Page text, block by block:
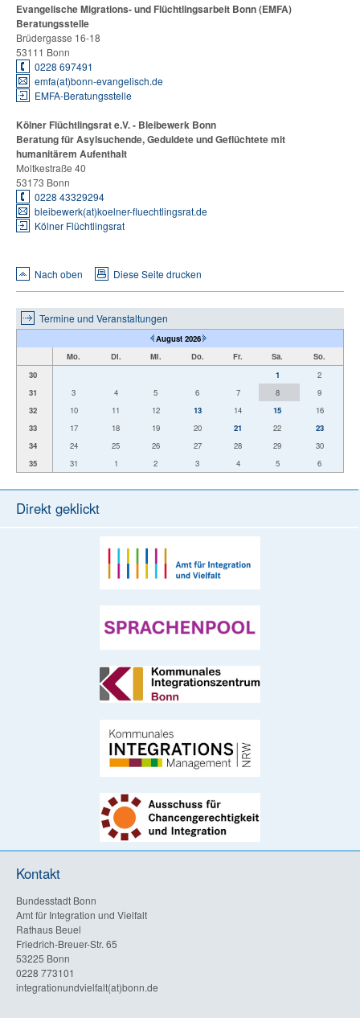
Evangelische Migrations- und Flüchtlingsarbeit Bonn (EMFA)
Beratungsstelle
Brüdergasse 16-18
53111 Bonn
0228 697491
emfa(at)bonn-evangelisch.de
EMFA-Beratungsstelle
Kölner Flüchtlingsrat e.V. - Bleibewerk Bonn
Beratung für Asylsuchende, Geduldete und Geflüchtete mit
humanitärem Aufenthalt
Moltkestraße 40
53173 Bonn
0228 43329294
bleibewerk(at)koelner-fluechtlingsrat.de
Kölner Flüchtlingsrat
Nach oben Diese Seite drucken
Termine und Veranstaltungen
August 2026
Mo.
Di. Mi. Do. Fr. Sa.
So.
30
1
2
31
3 4 5 6 7 8
9
32
10 11 12 13 14 15
16
33
17 18 19 20 21 22
23
34
24 25 26 27 28 29
30
35
31 1 2 3 4 5 6
Direkt geklickt
Kontakt
Bundesstadt Bonn
Amt für Integration und Vielfalt
Rathaus Beuel
Friedrich-Breuer-Str. 65
53225 Bonn
0228 773101
integrationundvielfalt(at)bonn.de